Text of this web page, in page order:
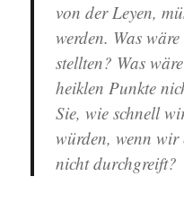
von der Leyen,
werden. Was
stellten? Was
heiklen Punkte
Sie, wie schnell
würden, wenn wir
nicht durchgreift?